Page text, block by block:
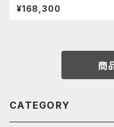
R FUTURE FLEX ヘイデン
シェイプス ヒプトクリプト
¥168,300
商
CATEGORY